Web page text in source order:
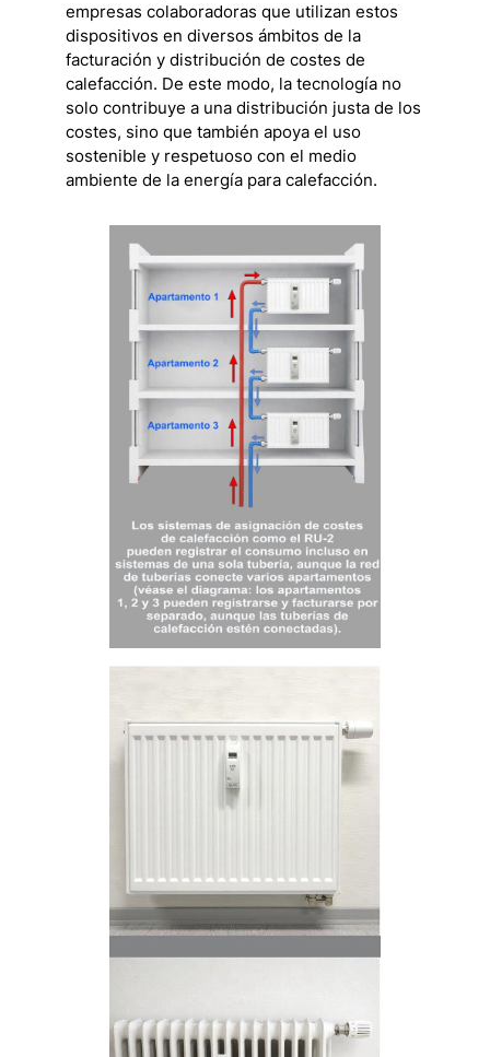
empresas colaboradoras que utilizan estos
dispositivos en diversos ámbitos de la
facturación y distribución de costes de
calefacción. De este modo, la tecnología no
solo contribuye a una distribución justa de los
costes, sino que también apoya el uso
sostenible y respetuoso con el medio
ambiente de la energía para calefacción.